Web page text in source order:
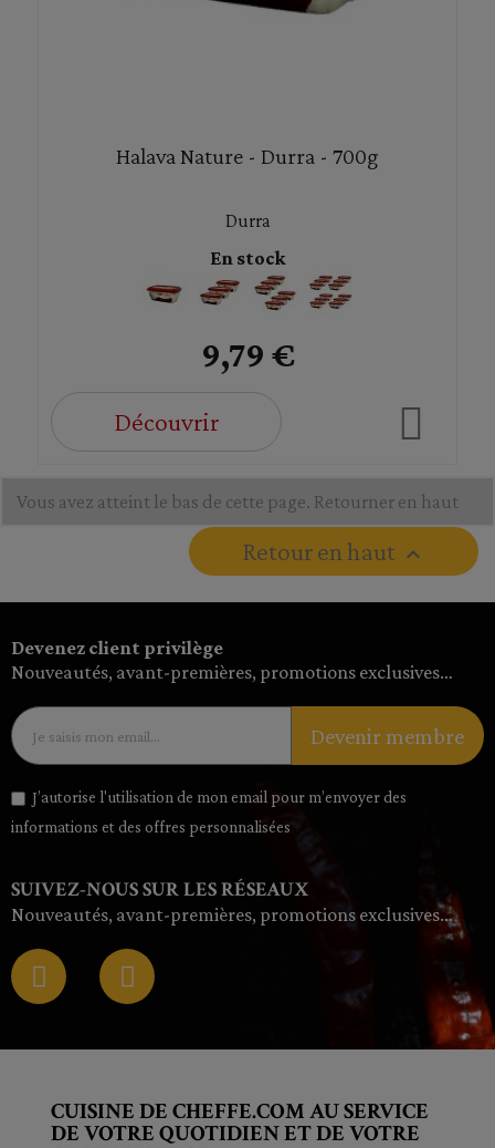
Halava Nature - Durra - 700g
Durra
En stock
9,79 €
Découvrir
Vous avez atteint le bas de cette page. Retourner en haut
Retour en haut 
Devenez client privilège
Nouveautés, avant-premières, promotions exclusives…
Devenir membre
J’autorise l'utilisation de mon email pour m’envoyer des
informations et des offres personnalisées
SUIVEZ-NOUS SUR LES RÉSEAUX
Nouveautés, avant-premières, promotions exclusives…
CUISINE DE CHEFFE.COM AU SERVICE
DE VOTRE QUOTIDIEN ET DE VOTRE